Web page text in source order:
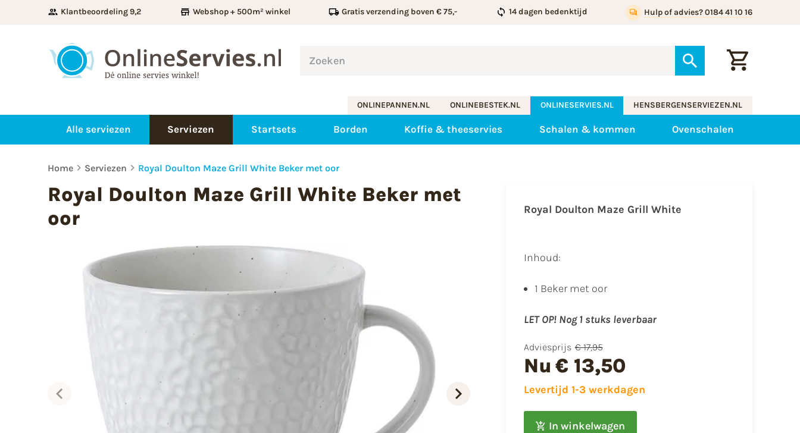
Klantbeoordeling 9,2 Webshop + 500m² winkel Gratis verzending boven € 75,- 14 dagen bedenktijd Hulp of advies? 0184 41 10 16
ONLINEPANNEN.NL ONLINEBESTEK.NL ONLINESERVIES.NL HENSBERGENSERVIEZEN.NL
Alle serviezen Serviezen Startsets Borden Koffie & theeservies Schalen & kommen Ovenschalen
Home Serviezen Royal Doulton Maze Grill White Beker met oor
Royal Doulton Maze Grill White Beker met
oor
Royal Doulton Maze Grill White
Inhoud:
1 Beker met oor
LET OP! Nog 1 stuks leverbaar
Adviesprijs € 17,95
Nu € 13,50
Levertijd 1-3 werkdagen
In winkelwagen